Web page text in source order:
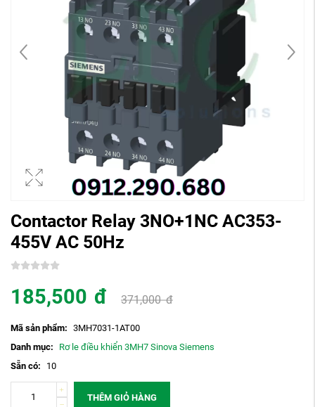
Contactor Relay 3NO+1NC AC353-
455V AC 50Hz
185,500 đ 371,000đ
Mã sản phẩm: 3MH7031-1AT00
Danh mục:
Rơ le điều khiển 3MH7 Sinova Siemens
Sẵn có:
10
THÊM GIỎ HÀNG